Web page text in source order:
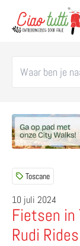
Toscane
10 juli 2024
Fietsen in
Rudi Rides